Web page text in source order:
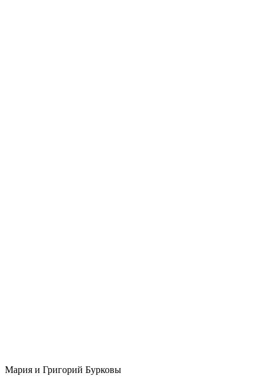
Мария и Григорий Бурковы